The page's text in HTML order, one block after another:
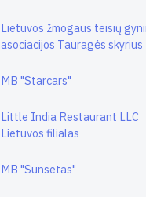
Lietuvos žmogaus teisių
asociacijos Tauragės skyrius
MB "Starcars"
Little India Restaurant LLC
Lietuvos filialas
MB "Sunsetas"